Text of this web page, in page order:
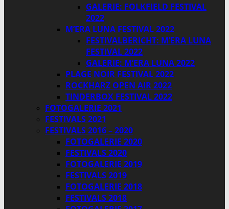
GALERIE: FOLKFIELD FESTIVAL
2022
M’ERA LUNA FESTIVAL 2022
FESTIVALBERICHT: M’ERA LUNA
FESTIVAL 2022
GALERIE: M’ERA LUNA 2022
PLAGE NOIR FESTIVAL 2022
ROCKHARZ OPEN AIR 2022
TINDERBOX FESTIVAL 2022
FOTOGALERIE 2021
FESTIVALS 2021
FESTIVALS 2016 – 2020
FOTOGALERIE 2020
FESTIVALS 2020
FOTOGALERIE 2019
FESTIVALS 2019
FOTOGALERIE 2018
FESTIVALS 2018